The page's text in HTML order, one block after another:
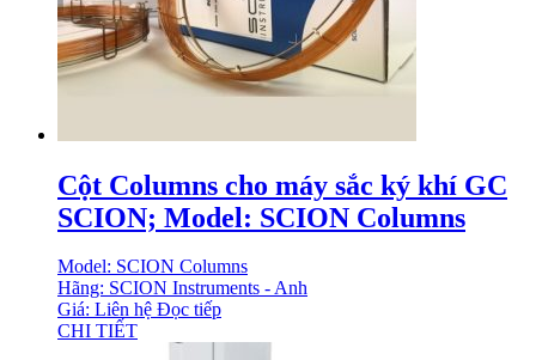
Cột Columns cho máy sắc ký khí GC
SCION; Model: SCION Columns
Model: SCION Columns
Hãng: SCION Instruments - Anh
Giá: Liên hệ Đọc tiếp
CHI TIẾT